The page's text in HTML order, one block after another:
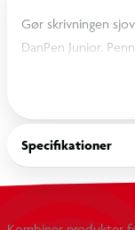
Gør skrivningen
DanPen Junior.
Den er ideel til
farvekodning af
giver pennen et
Specifikationer